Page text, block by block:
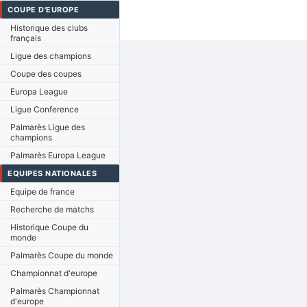
COUPE D'EUROPE
Historique des clubs
français
Ligue des champions
Coupe des coupes
Europa League
Ligue Conference
Palmarès Ligue des
champions
Palmarès Europa League
EQUIPES NATIONALES
Equipe de france
Recherche de matchs
Historique Coupe du
monde
Palmarès Coupe du monde
Championnat d'europe
Palmarès Championnat
d'europe